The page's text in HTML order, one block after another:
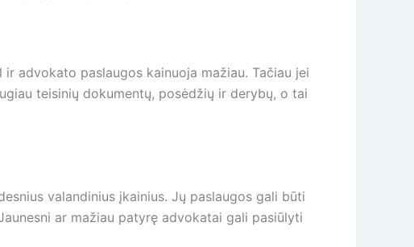
advokato paslaugos kainuoja mažiau. Tačiau jei
teisinių dokumentų, posėdžių ir derybų, o tai
valandinius įkainius. Jų paslaugos gali būti
ar mažiau patyrę advokatai gali pasiūlyti